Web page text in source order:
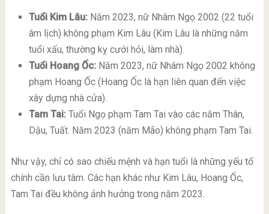
Tuổi Kim Lâu:Năm 2023, nữ Nhâm Ngọ 2002 (22 tuổi
âm lịch) không phạm Kim Lâu (Kim Lâu là những năm
tuổi xấu, thường kỵ cưới hỏi, làm nhà).
Tuổi Hoang Ốc:Năm 2023, nữ Nhâm Ngọ 2002 không
phạm Hoang Ốc (Hoang Ốc là hạn liên quan đến việc
xây dựng nhà cửa).
Tam Tai:Tuổi Ngọ phạm Tam Tai vào các năm Thân,
Dậu, Tuất. Năm 2023 (năm Mão) không phạm Tam Tai.
Như vậy, chỉ có sao chiếu mệnh và hạn tuổi là những yếu tố
chính cần lưu tâm. Các hạn khác như Kim Lâu, Hoang Ốc,
Tam Tai đều không ảnh hưởng trong năm 2023.